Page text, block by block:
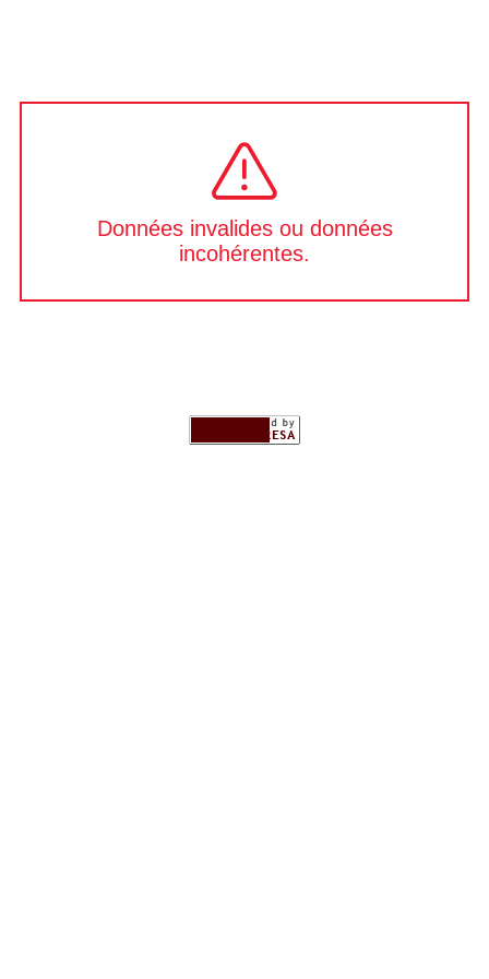
Données invalides ou données
incohérentes.